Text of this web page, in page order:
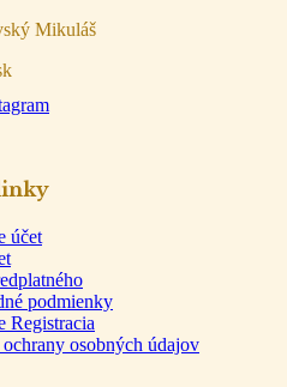
Mikuláš
účet
podmienky
Registracia
ochrany osobných údajov